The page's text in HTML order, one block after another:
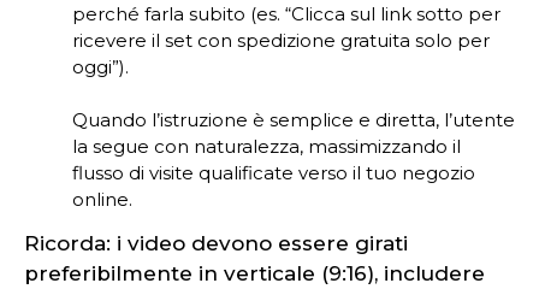
perché farla subito (es. “Clicca sul link sotto per
ricevere il set con spedizione gratuita solo per
oggi”).
Quando l’istruzione è semplice e diretta, l’utente
la segue con naturalezza, massimizzando il
flusso di visite qualificate verso il tuo negozio
online.
Ricorda: i video devono essere girati
preferibilmente in verticale (9:16), includere